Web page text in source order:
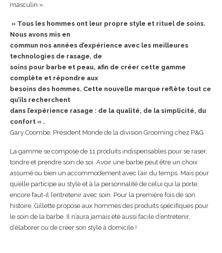
masculin ».
» Tous les hommes ont leur propre style et rituel de soins.
Nous avons mis en
commun nos années d’expérience avec les meilleures
technologies de rasage, de
soins pour barbe et peau, afin de créer cette gamme
complète et répondre aux
besoins des hommes. Cette nouvelle marque reflète tout ce
qu’ils recherchent
dans l’expérience rasage : de la qualité, de la simplicité, du
confort « .
Gary Coombe, Président Monde de la division Grooming chez P&G
La gamme se compose de 11 produits indispensables pour se raser,
tondre et prendre soin de soi. Avoir une barbe peut être un choix
assumé ou bien un accommodement avec l’air du temps. Mais pour
qu’elle participe au style et à la personnalité de celui qui la porte,
encore faut-il l’entretenir avec soin. Pour la première fois de son
histoire, Gillette propose aux hommes des produits spécifiques pour
le soin de la barbe. Il n’aura jamais été aussi facile d’entretenir,
d’élaborer ou de créer son style à domicile !